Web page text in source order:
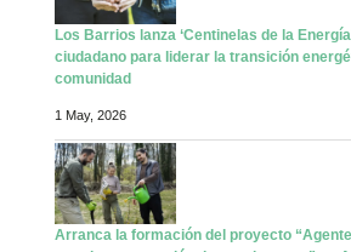
Los Barrios lanza ‘Centinelas de la
ciudadano para liderar la transición
comunidad
1 May, 2026
Arranca la formación del proyecto